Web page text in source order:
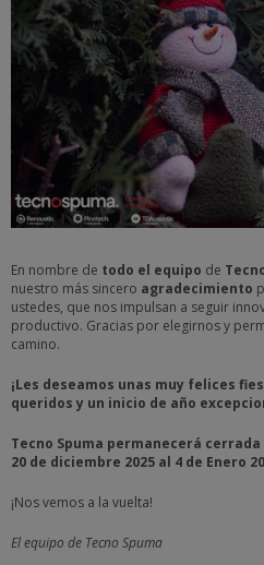
En nombre de todo el equipo de
nuestro más sincero agradecimiento
ustedes, que nos impulsan a seguir
productivo. Gracias por elegirnos y
camino.
¡Les deseamos unas muy felices
queridos y un inicio de año
Tecno Spuma permanecerá cerrada
20 de diciembre 2025 al 4 de Enero
¡Nos vemos a la vuelta!
El equipo de Tecno Spuma